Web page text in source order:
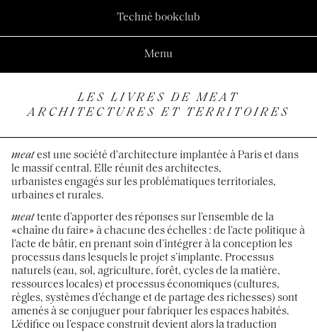
Technè bookclub
Menu
LES LIVRES DE MEAT
ARCHITECTURES ET TERRITOIRES
meatest une société d'architecture implantée à Paris et dans
le massif central. Elle réunit des architectes,
urbanistes engagés sur les problématiques territoriales,
urbaines et rurales.
meattente d’apporter des réponses sur l’ensemble de la
«chaîne du faire» à chacune des échelles : de l’acte politique à
l’acte de bâtir, en prenant soin d’intégrer à la conception les
processus dans lesquels le projet s’implante. Processus
naturels (eau, sol, agriculture, forêt, cycles de la matière,
ressources locales) et processus économiques (cultures,
règles, systèmes d’échange et de partage des richesses) sont
amenés à se conjuguer pour fabriquer les espaces habités.
L’édifice ou l’espace construit devient alors la traduction